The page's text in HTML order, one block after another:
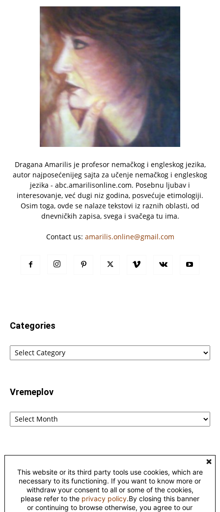
Dragana Amarilis je profesor nemačkog i engleskog jezika,
autor najposećenijeg sajta za učenje nemačkog i engleskog
jezika - abc.amarilisonline.com. Posebnu ljubav i
interesovanje, već dugi niz godina, posvećuje etimologiji.
Osim toga, ovde se nalaze tekstovi iz raznih oblasti, od
dnevničkih zapisa, svega i svačega tu ima.
Contact us: amarilis.online@gmail.com
Categories
Categories
Vremeplov
Vremeplov
Kontakt
Privacy
©
This website or its third party tools use cookies, which are
necessary to its functioning. If you want to know more or
withdraw your consent to all or some of the cookies,
please refer to the privacy policy.By closing this banner
or continuing to browse otherwise, you agree to our